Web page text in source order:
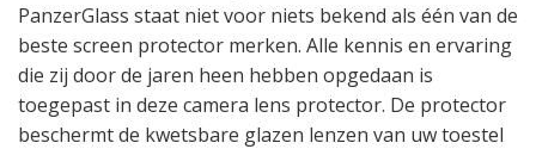
PanzerGlass staat niet voor niets bekend als één van de
beste screen protector merken. Alle kennis en ervaring
die zij door de jaren heen hebben opgedaan is
toegepast in deze camera lens protector. De protector
beschermt de kwetsbare glazen lenzen van uw toestel